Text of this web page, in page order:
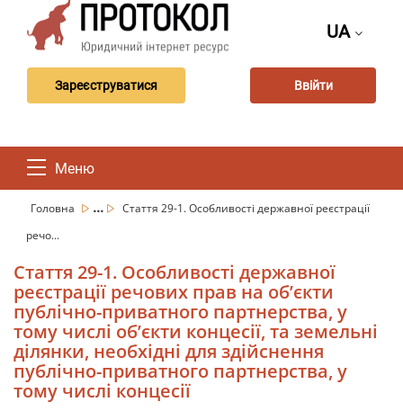
UA
Зареєструватися Ввійти
Меню
Головна ...
Стаття 29-1. Особливості державної реєстрації
речо...
Стаття 29-1. Особливості державної
реєстрації речових прав на об’єкти
публічно-приватного партнерства, у
тому числі об’єкти концесії, та земельні
ділянки, необхідні для здійснення
публічно-приватного партнерства, у
тому числі концесії